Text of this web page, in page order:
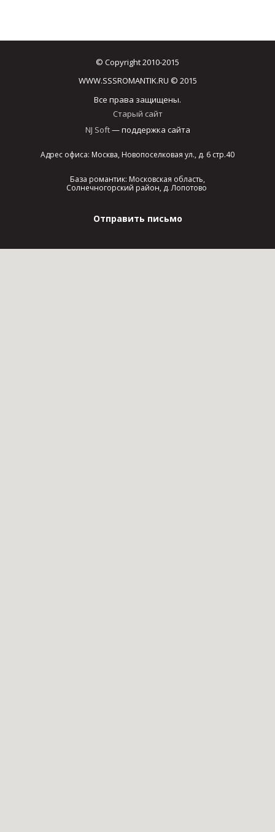
© Copyright 2010-2015
WWW.SSSROMANTIK.RU © 2015
Все права защищены.
Старый сайт
NJ Soft— поддержка сайта
Адрес офиса: Москва, Новопоселковая ул., д. 6 стр.40
База романтик: Московская область,
Солнечногорский район, д. Лопотово
Отправить письмо